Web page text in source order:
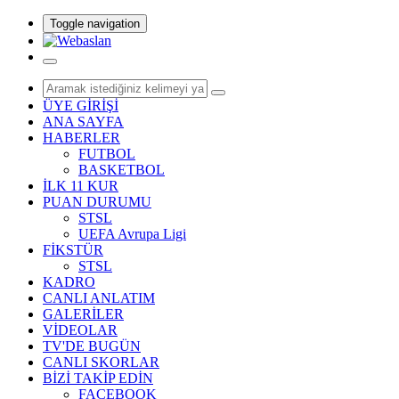
Toggle navigation
ÜYE GİRİŞİ
ANA SAYFA
HABERLER
FUTBOL
BASKETBOL
İLK 11 KUR
PUAN DURUMU
STSL
UEFA Avrupa Ligi
FİKSTÜR
STSL
KADRO
CANLI ANLATIM
GALERİLER
VİDEOLAR
TV'DE BUGÜN
CANLI SKORLAR
BİZİ TAKİP EDİN
FACEBOOK